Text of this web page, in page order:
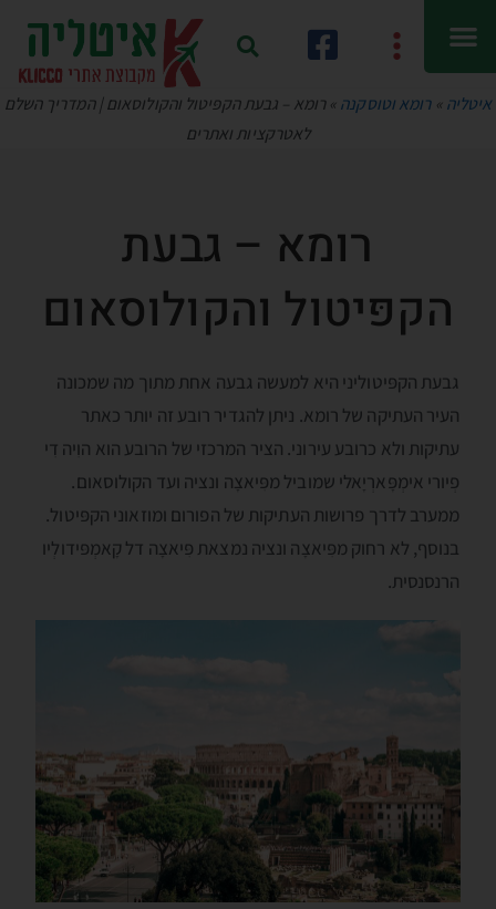
איטליה »רומא וטוסקנה »רומא – גבעת הקפּיטול והקולוסאום | המדריך השלם
לאטרקציות ואתרים
רומא – גבעת
הקפּיטול והקולוסאום
גבעת הקפּיטוליני היא למעשה גבעה אחת מתוך מה שמכונה
העיר העתיקה של רומא. ניתן להגדיר רובע זה יותר כאתר
עתיקות ולא כרובע עירוני. הציר המרכזי של הרובע הוא הוִיה דִי
פְיורי אימְפָּארְיָאלי שמוביל מפִּיאצָה ונציה ועד הקולוסאום.
ממערב לדרך פרושות העתיקות של הפורום ומוזאוני הקפּיטול.
בנוסף, לא רחוק מפִּיאצָה ונציה נמצאת פִּיאצָה דל קָאמְפּידולְיו
הרנסנסית.